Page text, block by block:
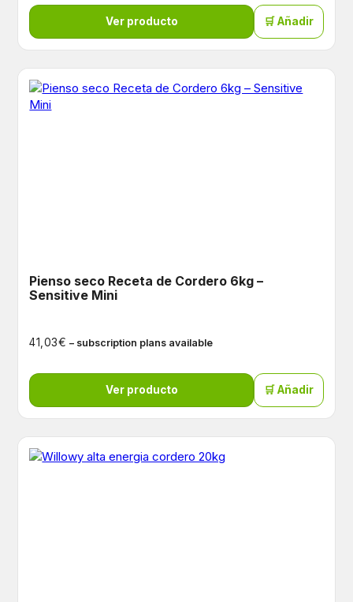
Ver producto 🛒 Añadir
Pienso seco Receta de Cordero 6kg –
Sensitive Mini
41,03€ – subscription plans available
Ver producto 🛒 Añadir